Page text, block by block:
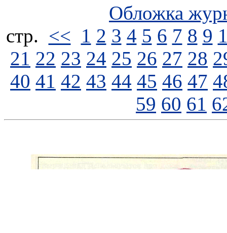
Обложка
стp. << 1 2 3 4 5 6 7 8 9
21 22 23 24 25 26 27 28
40 41 42 43 44 45 46 47
59 60 61